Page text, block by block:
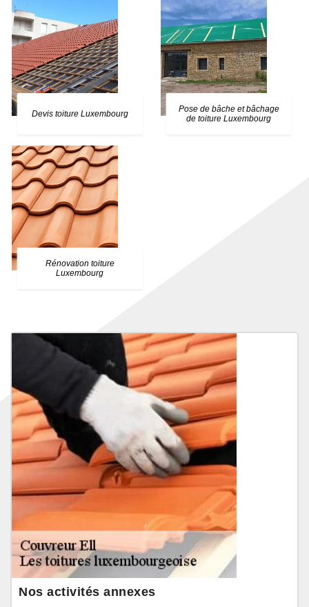
Devis toiture Luxembourg
Pose de bâche et bâchage
de toiture Luxembourg
Rénovation toiture
Luxembourg
Nos activités annexes